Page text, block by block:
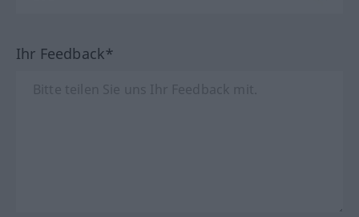
Ihr Feedback*